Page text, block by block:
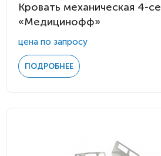
Кровать механическая 4-
«Медицинофф»
цена по запросу
ПОДРОБНЕЕ